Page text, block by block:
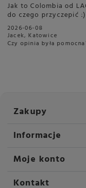
Jak to Colombia od
do czego przyczepić :)
2026-06-08
Jacek, Katowice
Czy opinia była
Zakupy
Informacje
Moje konto
Kontakt